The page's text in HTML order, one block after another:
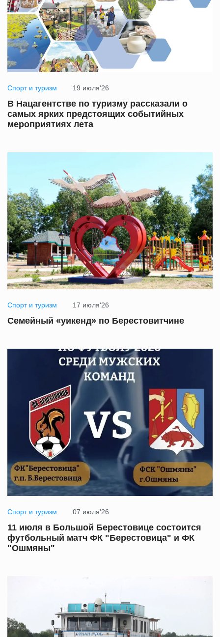
Спорт и туризм 19 июля'26
В Нацагентстве по туризму рассказали о
самых ярких предстоящих событийных
мероприятиях лета
Спорт и туризм 17 июля'26
Семейный «уикенд» по Берестовитчине
Спорт и туризм 07 июля'26
11 июля в Большой Берестовице состоится
футбольный матч ФК "Берестовица" и ФК
"Ошмяны"